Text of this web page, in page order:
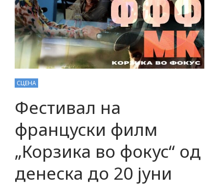
СЦЕНА
Фестивал на
француски филм
„Корзика во фокус“ од
денеска до 20 јуни